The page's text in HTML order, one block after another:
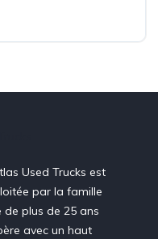
Used Trucks est
par la famille
de plus de 25 ans
avec un haut